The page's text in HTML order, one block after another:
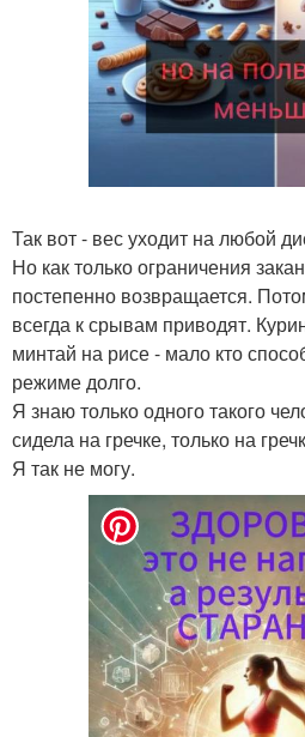
Так вот - вес уходит на любой
Но как только ограничения
постепенно возвращается.
всегда к срывам приводят.
минтай на рисе - мало кто
режиме долго.
Я знаю только одного такого
сидела на гречке, только на
Я так не могу.